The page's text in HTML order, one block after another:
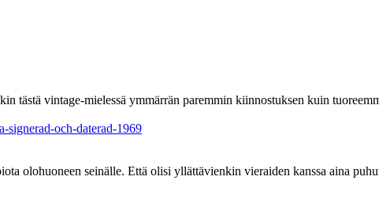
tästä vintage-mielessä ymmärrän paremmin kiinnostuksen kuin
signerad-och-daterad-1969
olohuoneen seinälle. Että olisi yllättävienkin vieraiden kanssa aina